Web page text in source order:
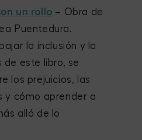
un rollo – Obra de
Puentedura.
la inclusión y la
este libro, se
los prejuicios, las
y cómo aprender a
allá de lo